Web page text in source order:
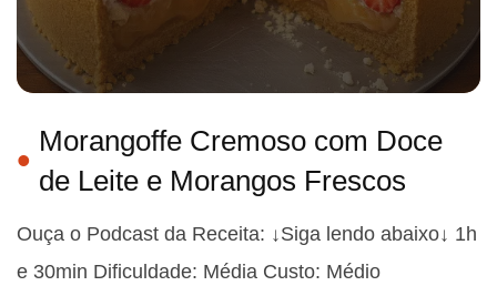
Morangoffe Cremoso com Doce
de Leite e Morangos Frescos
Ouça o Podcast da Receita: ↓Siga lendo abaixo↓ 1h
e 30min Dificuldade: Média Custo: Médio